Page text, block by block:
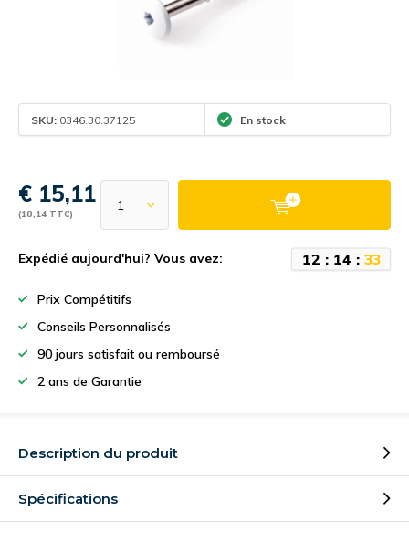
SKU: 0346.30.37125 En stock
€ 15,11
(18,14 TTC)
Expédié aujourd'hui? Vous avez: 12 : 14 : 33
Prix Compétitifs
Conseils Personnalisés
90 jours satisfait ou remboursé
2 ans de Garantie
Description du produit
Spécifications